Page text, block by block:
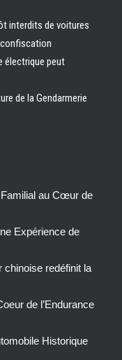
interdits de voitures
confiscation
électrique peut
de la Gendarmerie
au Cœur de
Expérience de
chinoise redéfinit la
de l’Endurance
Historique